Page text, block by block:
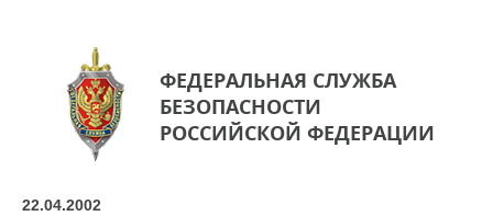
ФЕДЕРАЛЬНАЯ СЛУЖБА
БЕЗОПАСНОСТИ
РОССИЙСКОЙ ФЕДЕРАЦИИ
22.04.2002